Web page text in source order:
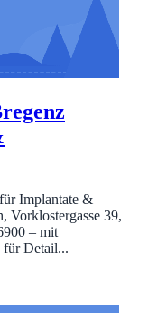
Implantate &
Vorklostergasse 39,
– mit
für Detail...